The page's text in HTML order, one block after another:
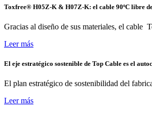
Toxfree® H05Z-K & H07Z-K: el cable 90ºC libre
Gracias al diseño de sus materiales, el cable
Leer más
El eje estratégico sostenible de Top Cable es el
El plan estratégico de sostenibilidad del
Leer más